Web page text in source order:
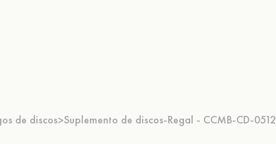
de discos>Suplemento de discos-Regal - CCMB-CD-0512